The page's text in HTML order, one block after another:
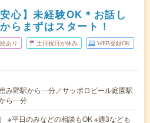
心】未経験OK＊お話し
らまずはスタート！
あり 土日祝日が休み WEB登録OK
み野駅から---分／サッポロビール庭園駅
ら---分
※平日のみなどの相談もOK ※週3なども